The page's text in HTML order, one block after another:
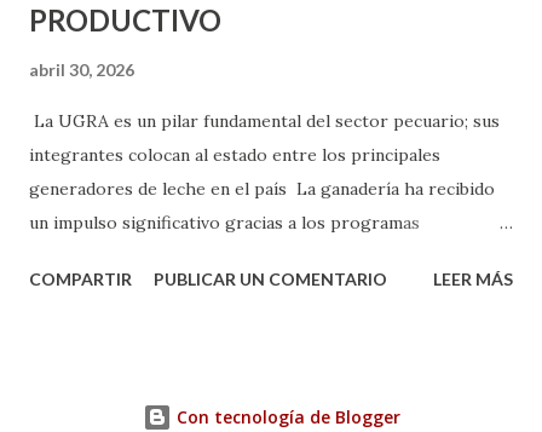
PRODUCTIVO
abril 30, 2026
La UGRA es un pilar fundamental del sector pecuario; sus
integrantes colocan al estado entre los principales
generadores de leche en el país La ganadería ha recibido
un impulso significativo gracias a los programas
muestra de su respaldo firme y decidido al campo, la
compromiso de trabajar de la mano con los productores
COMPARTIR PUBLICAR UN COMENTARIO LEER MÁS
Con tecnología de Blogger